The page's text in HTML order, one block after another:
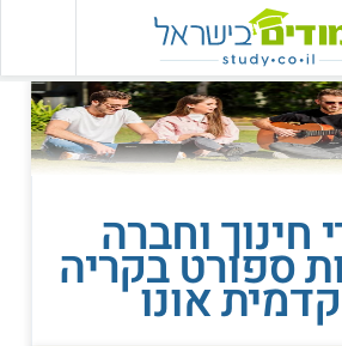
חינוך וחברה
ספורט בקריה
אונו